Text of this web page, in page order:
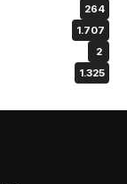
264
1.707
2
1.325